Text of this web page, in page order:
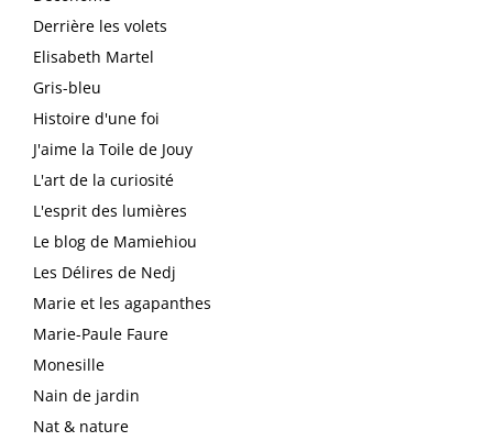
Derrière les volets
Elisabeth Martel
Gris-bleu
Histoire d'une foi
J'aime la Toile de Jouy
L'art de la curiosité
L'esprit des lumières
Le blog de Mamiehiou
Les Délires de Nedj
Marie et les agapanthes
Marie-Paule Faure
Monesille
Nain de jardin
Nat & nature